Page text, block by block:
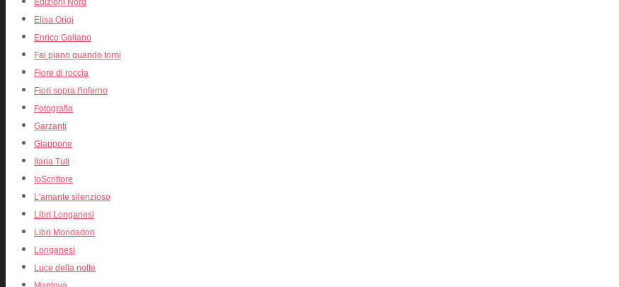
Edizioni Nord
Elisa Origi
Enrico Galiano
Fai piano quando torni
Fiore di roccia
Fiori sopra l'inferno
Fotografia
Garzanti
Giappone
Ilaria Tuti
IoScrittore
L'amante silenzioso
Libri Longanesi
Libri Mondadori
Longanesi
Luce della notte